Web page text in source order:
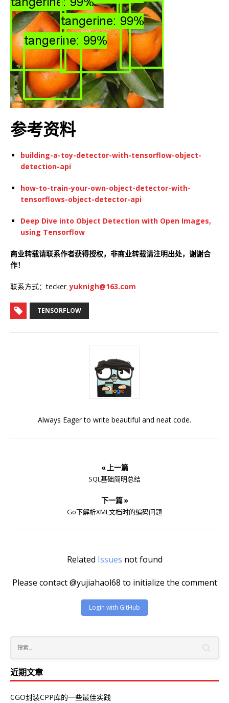
参考资料
building-a-toy-detector-with-tensorflow-object-
detection-api
how-to-train-your-own-object-detector-with-
tensorflows-object-detector-api
Deep Dive into Object Detection with Open Images,
using Tensorflow
商业转载请联系作者获得授权，非商业转载请注明出处，谢谢合
作！
联系方式：tecker_yuknigh@163.com
TENSORFLOW
Always Eager to write beautiful and neat code.
« 上一篇
SQL基础简明总结
下一篇 »
Go下解析XML文档时的编码问题
Related Issues not found
Please contact @yujiahaol68 to initialize the comment
Login with GitHub
近期文章
CGO封装CPP库的一些最佳实践